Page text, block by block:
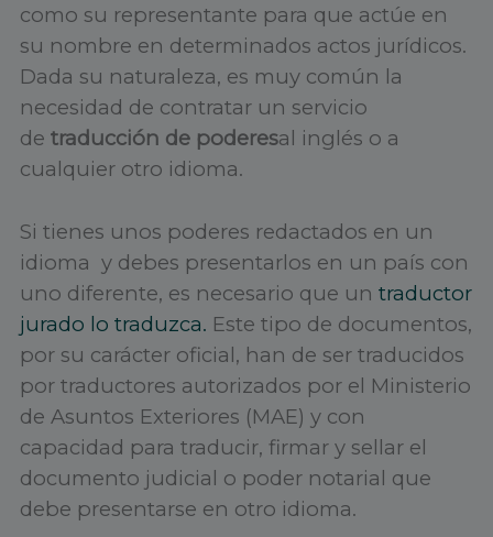
como su representante para que actúe en
su nombre en determinados actos jurídicos.
Dada su naturaleza, es muy común la
necesidad de contratar un servicio
detraducción de poderesal inglés o a
cualquier otro idioma.
Si tienes unos poderes redactados en un
idioma y debes presentarlos en un país con
uno diferente, es necesario que untraductor
jurado lo traduzca. Este tipo de documentos,
por su carácter oficial, han de ser traducidos
por traductores autorizados por el Ministerio
de Asuntos Exteriores (MAE) y con
capacidad para traducir, firmar y sellar el
documento judicial o poder notarial que
debe presentarse en otro idioma.